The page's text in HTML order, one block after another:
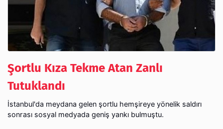
Şortlu Kıza Tekme Atan Zanlı
Tutuklandı
İstanbul'da meydana gelen şortlu hemşireye yönelik saldırı
sonrası sosyal medyada geniş yankı bulmuştu.